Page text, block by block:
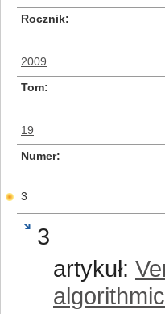
Rocznik
2009
Tom
19
Numer
3
3
artykuł: